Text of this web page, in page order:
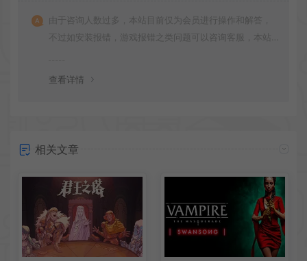
由于咨询人数过多，本站目前仅为会员进行操作和解答，
不过如安装报错，游戏报错之类问题可以咨询客服，本站
查看详情
相关文章